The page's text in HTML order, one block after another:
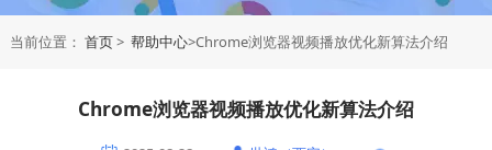
当前位置： 首页> 帮助中心>Chrome浏览器视频播放优化新算法介绍
Chrome浏览器视频播放优化新算法介绍